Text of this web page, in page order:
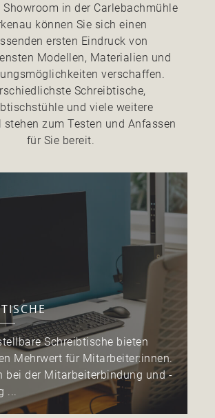
Showroom in der Carlebachmühle
können Sie sich einen
ersten Eindruck von
Modellen, Materialien und
verschaffen.
Schreibtische,
und viele weitere
stehen zum Testen und Anfassen
für Sie bereit.
Schreibtische bieten
Mehrwert für Mitarbeiter:innen.
bei der Mitarbeiterbindung und -
...